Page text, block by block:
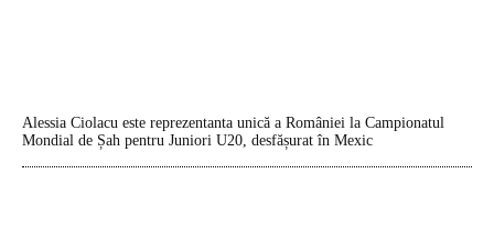
Alessia Ciolacu este reprezentanta unică a României la Campionatul
Mondial de Șah pentru Juniori U20, desfășurat în Mexic